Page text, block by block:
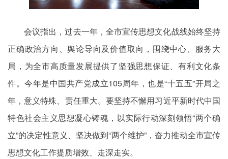
会议指出，过去一年，全市宣传思想文化战线始终坚持
正确政治方向、舆论导向及价值取向，围绕中心、服务大
局，为全市高质量发展提供了坚强思想保证、有利文化条
件。今年是中国共产党成立105周年，也是“十五五”开局之
年，意义特殊、责任重大。要坚持不懈用习近平新时代中国
特色社会主义思想凝心铸魂，以实际行动深刻领悟“两个确
立”的决定性意义、坚决做到“两个维护”，奋力推动全市宣传
思想文化工作提质增效、走深走实。